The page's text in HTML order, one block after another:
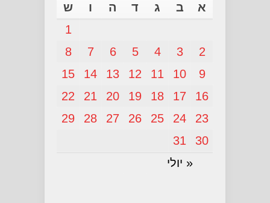
א ב ג ד ה ו ש
« יולי
1
2
3
4
5
6
7
8
9
10
11
12
13
14
15
16
17
18
19
20
21
22
23
24
25
26
27
28
29
30
31